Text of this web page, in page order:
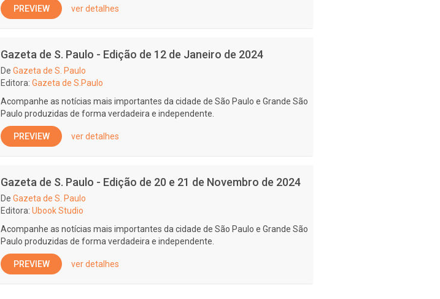
PREVIEW ver detalhes
Gazeta de S. Paulo - Edição de 12 de Janeiro de 2024
De Gazeta de S. Paulo
Editora: Gazeta de S.Paulo
Acompanhe as notícias mais importantes da cidade de São Paulo e Grande São
Paulo produzidas de forma verdadeira e independente.
PREVIEW ver detalhes
Gazeta de S. Paulo - Edição de 20 e 21 de Novembro de 2024
De Gazeta de S. Paulo
Editora: Ubook Studio
Acompanhe as notícias mais importantes da cidade de São Paulo e Grande São
Paulo produzidas de forma verdadeira e independente.
PREVIEW ver detalhes